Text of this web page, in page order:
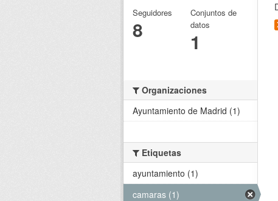
Seguidores
8
Conjuntos de
datos
1
Organizaciones
Ayuntamiento de Madrid (1)
Etiquetas
ayuntamiento (1)
camaras (1)